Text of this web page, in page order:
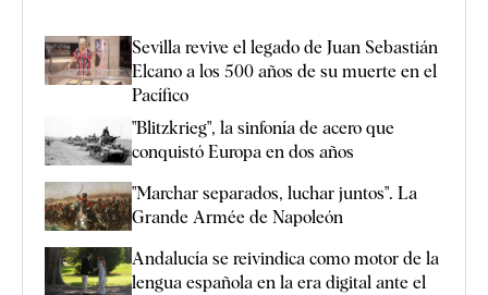
Sevilla revive el legado de Juan Sebastián
Elcano a los 500 años de su muerte en el
Pacífico
"Blitzkrieg", la sinfonía de acero que
conquistó Europa en dos años
"Marchar separados, luchar juntos". La
Grande Armée de Napoleón
Andalucía se reivindica como motor de la
lengua española en la era digital ante el